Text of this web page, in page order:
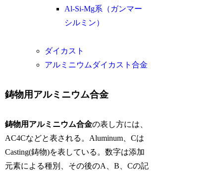
Al-Si-Mg系（ガンマー
シルミン）
ダイカスト
アルミニウムダイカスト合金
鋳物用アルミニウム合金
鋳物用アルミニウム合金の表し方には、
AC4Cなどと表される。Aluminum、Cは
Casting(鋳物)を表している。数字は添加
元素による種別、その後のA、B、Cの記